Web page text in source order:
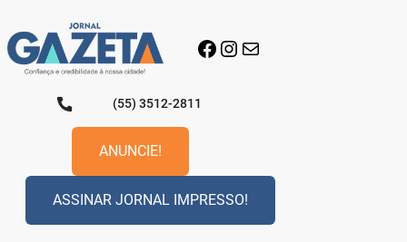
para
o
conteúdo
Facebook
Instagram
E-mail
(55) 3512-2811
ANUNCIE!
ASSINAR JORNAL IMPRESSO!